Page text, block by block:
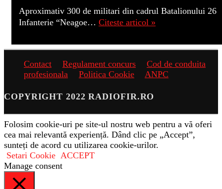
Aproximativ 300 de militari din cadrul Batalionului 26
Infanterie “Neagoe… Citeste articol »
Contact Regulament concurs
Cod de conduita
profesionala
Politica Cookie ANPC
COPYRIGHT 2022 RADIOFIR.RO
Folosim cookie-uri pe site-ul nostru web pentru a vă oferi
cea mai relevantă experiență. Dând clic pe „Accept”,
sunteți de acord cu utilizarea cookie-urilor.
Setari Cookie ACCEPT
Manage consent